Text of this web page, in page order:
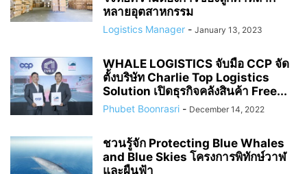
หลายอุตสาหกรรม
Logistics Manager - January 13, 2023
WHALE LOGISTICS จับมือ CCP จัด
ตั้งบริษัท Charlie Top Logistics
Solution เปิดธุรกิจคลังสินค้า Free...
Phubet Boonrasri - December 14, 2022
ชวนรู้จัก Protecting Blue Whales
and Blue Skies โครงการพิทักษ์วาฬ
และผืนฟ้า